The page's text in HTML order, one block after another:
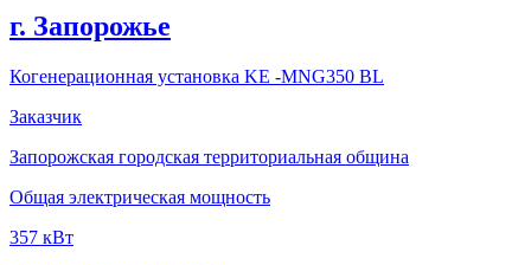
г. Запорожье
Когенерационная установка KE -MNG350 BL
Заказчик
Запорожская городская территориальная община
Общая электрическая мощность
357 кВт